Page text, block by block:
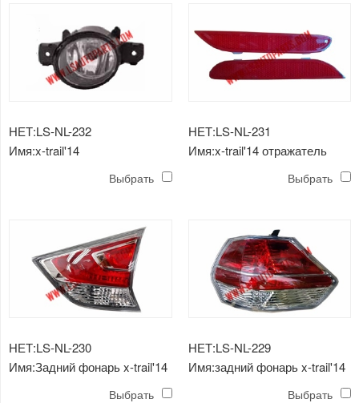
НЕТ:LS-NL-232
Имя:x-trail'14
Выбрать
НЕТ:LS-NL-231
Имя:x-trail'14 отражатель
Выбрать
НЕТ:LS-NL-230
Имя:Задний фонарь x-trail'14
Выбрать
НЕТ:LS-NL-229
Имя:задний фонарь x-trail'14
Выбрать